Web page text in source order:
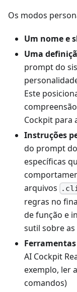
Os modos
Um nome e
Uma
prompt do
Este
Cockpit para
Instruções
do prompt
específicas
arquivos
regras no
de função e
sutil sobre
AI Cockpit
exemplo, ler
comandos)